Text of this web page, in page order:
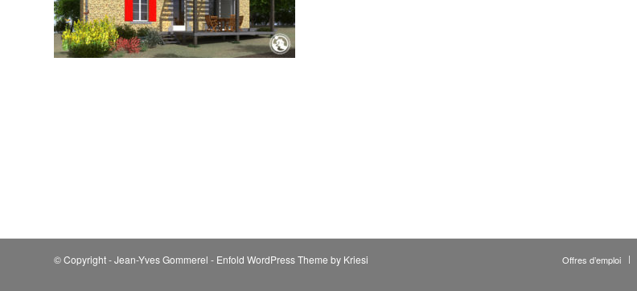
© Copyright - Jean-Yves Gommerel - Enfold WordPress Theme by Kriesi Offres d’emploi